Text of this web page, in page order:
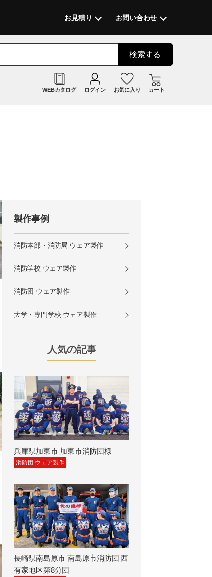
お見積り お問い合わせ
検索する
WEBカタログ ログイン お気に入り カート
製作事例
消防本部・消防局 ウェア製作
消防学校 ウェア製作
消防団 ウェア製作
大学・専門学校 ウェア製作
人気の記事
兵庫県加東市 加東市消防団様
消防団 ウェア製作
長崎県南島原市 南島原市消防団 西
有家地区第8分団